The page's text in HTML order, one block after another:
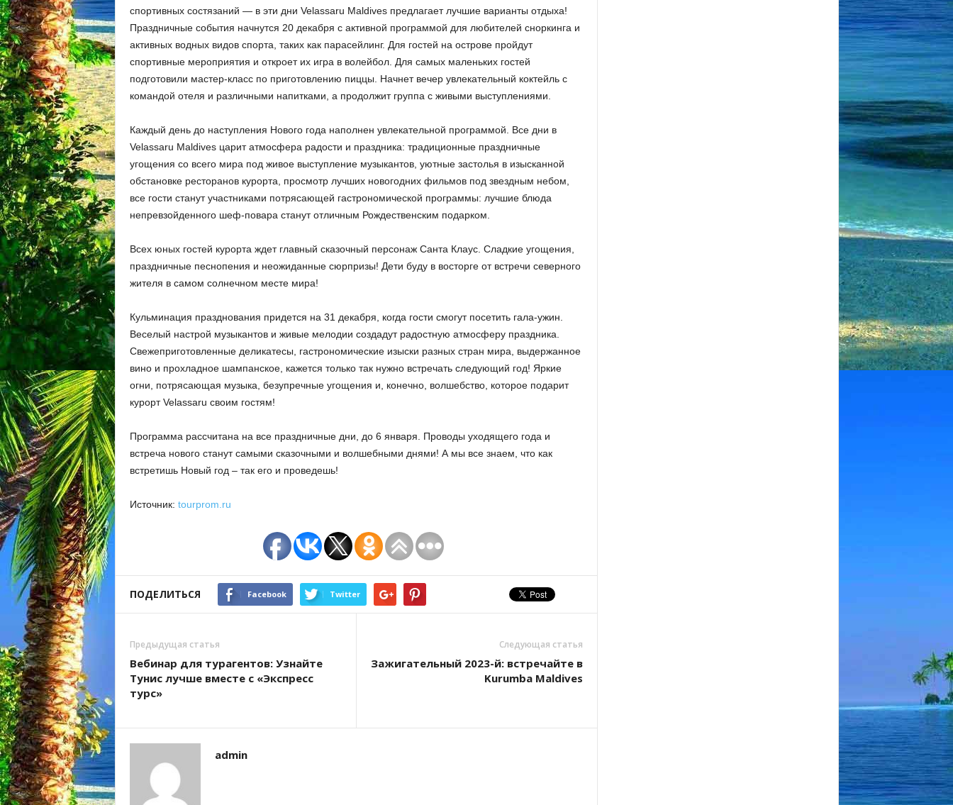
спортивных состязаний — в эти дни Velassaru Maldives предлагает лучшие варианты отдыха!
Праздничные события начнутся 20 декабря с активной программой для любителей сноркинга и
активных водных видов спорта, таких как парасейлинг. Для гостей на острове пройдут
спортивные мероприятия и откроет их игра в волейбол. Для самых маленьких гостей
подготовили мастер-класс по приготовлению пиццы. Начнет вечер увлекательный коктейль с
командой отеля и различными напитками, а продолжит группа с живыми выступлениями.
Каждый день до наступления Нового года наполнен увлекательной программой. Все дни в
Velassaru Maldives царит атмосфера радости и праздника: традиционные праздничные
угощения со всего мира под живое выступление музыкантов, уютные застолья в изысканной
обстановке ресторанов курорта, просмотр лучших новогодних фильмов под звездным небом,
все гости станут участниками потрясающей гастрономической программы: лучшие блюда
непревзойденного шеф-повара станут отличным Рождественским подарком.
Всех юных гостей курорта ждет главный сказочный персонаж Санта Клаус. Сладкие угощения,
праздничные песнопения и неожиданные сюрпризы! Дети буду в восторге от встречи северного
жителя в самом солнечном месте мира!
Кульминация празднования придется на 31 декабря, когда гости смогут посетить гала-ужин.
Веселый настрой музыкантов и живые мелодии создадут радостную атмосферу праздника.
Свежеприготовленные деликатесы, гастрономические изыски разных стран мира, выдержанное
вино и прохладное шампанское, кажется только так нужно встречать следующий год! Яркие
огни, потрясающая музыка, безупречные угощения и, конечно, волшебство, которое подарит
курорт Velassaru своим гостям!
Программа рассчитана на все праздничные дни, до 6 января. Проводы уходящего года и
встреча нового станут самыми сказочными и волшебными днями! А мы все знаем, что как
встретишь Новый год – так его и проведешь!
Источник: tourprom.ru
ПОДЕЛИТЬСЯ Facebook Twitter
Предыдущая статья
Вебинар для турагентов: Узнайте
Тунис лучше вместе с «Экспресс
турс»
Следующая статья
Зажигательный 2023-й: встречайте в
Kurumba Maldives
admin